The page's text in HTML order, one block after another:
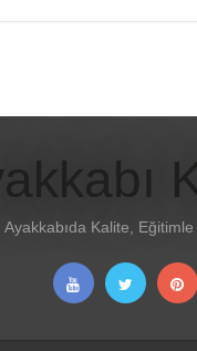
Ayakkabıda Kalite, Eğitimle